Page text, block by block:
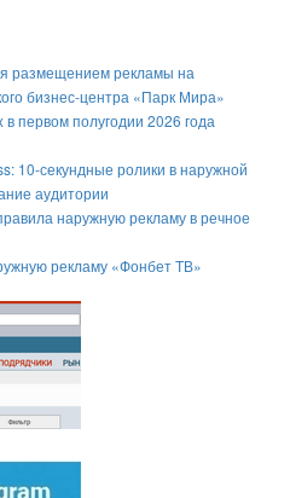
размещением рекламы на
бизнес-центра «Парк Мира»
первом полугодии 2026 года
10-секундные ролики в наружной
аудитории
наружную рекламу в речное
рекламу «Фонбет ТВ»